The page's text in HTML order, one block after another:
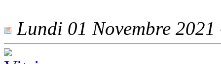
Lundi 01 Novembre 2021